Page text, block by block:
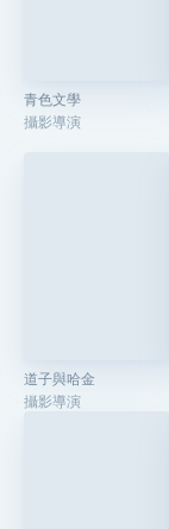
青色文學
攝影導演
道子與哈金
攝影導演